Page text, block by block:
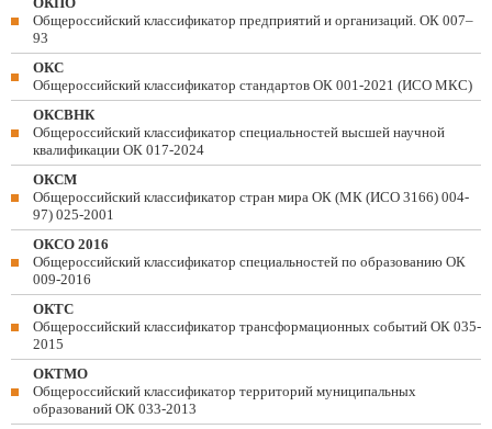
Общероссийский классификатор предприятий и организаций. ОК 007–
93
ОКС
Общероссийский классификатор стандартов ОК 001-2021 (ИСО МКС)
ОКСВНК
Общероссийский классификатор специальностей высшей научной
квалификации ОК 017-2024
ОКСМ
Общероссийский классификатор стран мира ОК (МК (ИСО 3166) 004-
97) 025-2001
ОКСО 2016
Общероссийский классификатор специальностей по образованию ОК
009-2016
ОКТС
Общероссийский классификатор трансформационных событий ОК 035-
2015
ОКТМО
Общероссийский классификатор территорий муниципальных
образований ОК 033-2013